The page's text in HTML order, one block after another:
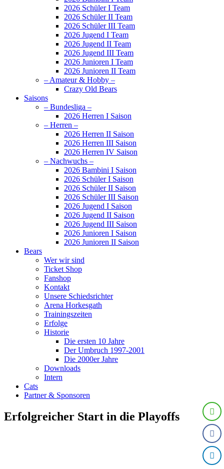
2026 Schüler I Team
2026 Schüler II Team
2026 Schüler III Team
2026 Jugend I Team
2026 Jugend II Team
2026 Jugend III Team
2026 Junioren I Team
2026 Junioren II Team
– Amateur & Hobby –
Crazy Old Bears
Saisons
– Bundesliga –
2026 Herren I Saison
– Herren –
2026 Herren II Saison
2026 Herren III Saison
2026 Herren IV Saison
– Nachwuchs –
2026 Bambini I Saison
2026 Schüler I Saison
2026 Schüler II Saison
2026 Schüler III Saison
2026 Jugend I Saison
2026 Jugend II Saison
2026 Jugend III Saison
2026 Junioren I Saison
2026 Junioren II Saison
Bears
Wer wir sind
Ticket Shop
Fanshop
Kontakt
Unsere Schiedsrichter
Arena Horkesgath
Trainingszeiten
Erfolge
Historie
Die ersten 10 Jahre
Der Umbruch 1997-2001
Die 2000er Jahre
Downloads
Intern
Cats
Partner & Sponsoren
Erfolgreicher Start in die Playoffs